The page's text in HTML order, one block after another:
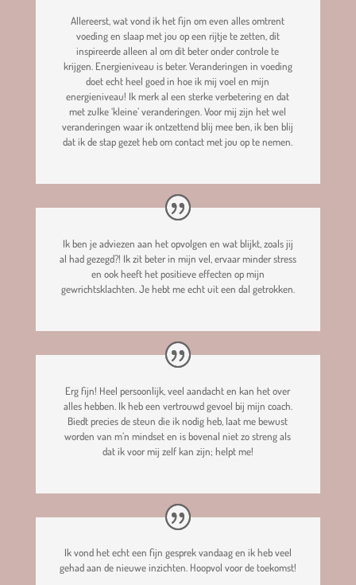
Allereerst, wat vond ik het fijn om even alles omtrent
voeding en slaap met jou op een rijtje te zetten, dit
inspireerde alleen al om dit beter onder controle te
krijgen. Energieniveau is beter. Veranderingen in voeding
doet echt heel goed in hoe ik mij voel en mijn
energieniveau! Ik merk al een sterke verbetering en dat
met zulke ‘kleine’ veranderingen. Voor mij zijn het wel
veranderingen waar ik ontzettend blij mee ben, ik ben blij
dat ik de stap gezet heb om contact met jou op te nemen.
Ik ben je adviezen aan het opvolgen en wat blijkt, zoals jij
al had gezegd?! Ik zit beter in mijn vel, ervaar minder stress
en ook heeft het positieve effecten op mijn
gewrichtsklachten. Je hebt me echt uit een dal getrokken.
Erg fijn! Heel persoonlijk, veel aandacht en kan het over
alles hebben. Ik heb een vertrouwd gevoel bij mijn coach.
Biedt precies de steun die ik nodig heb, laat me bewust
worden van m’n mindset en is bovenal niet zo streng als
dat ik voor mij zelf kan zijn; helpt me!
Ik vond het echt een fijn gesprek vandaag en ik heb veel
gehad aan de nieuwe inzichten. Hoopvol voor de toekomst!